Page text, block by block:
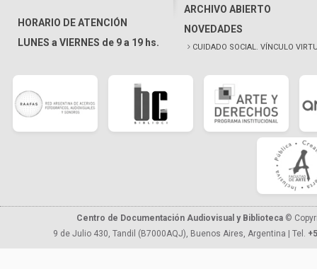
HORARIO DE ATENCIÓN
LUNES a VIERNES de 9 a 19 hs.
ARCHIVO ABIERTO
NOVEDADES
CUIDADO SOCIAL. VÍNCULO
Centro de Documentación Audiovisual y Biblioteca ©
9 de Julio 430, Tandil (B7000AQJ), Buenos Aires, Argentina | Tel.